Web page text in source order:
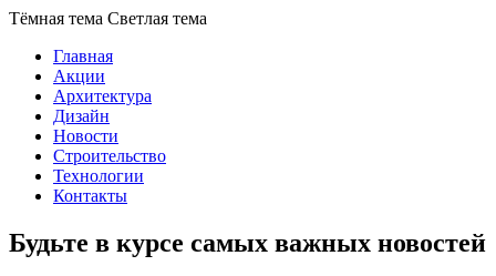
Тёмная тема Светлая тема
Главная
Акции
Архитектура
Дизайн
Новости
Строительство
Технологии
Контакты
Будьте в курсе самых важных новостей